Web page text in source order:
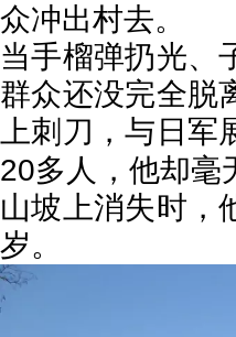
众冲出村去。
当手榴弹扔光、
群众还没完全脱
上刺刀，与日
20多人，他却毫
山坡上消失时，
岁。